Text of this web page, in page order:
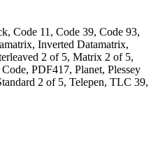
Code 11, Code 39, Code 93,
Inverted Datamatrix,
2 of 5, Matrix 2 of 5,
PDF417, Planet, Plessey
2 of 5, Telepen, TLC 39,